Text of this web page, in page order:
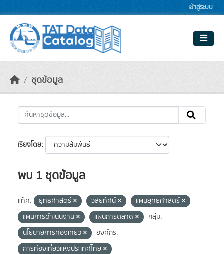
เข้าสู่ระบบ
ชุดข้อมูล
เรียงโดย
พบ 1 ชุดข้อมูล
แท็ค: ยุทธศาสตร์ วิสัยทัศน์
แผนยุทธศาสตร์
แผนการดำเนินงาน
แผนการตลาด
กลุ่ม:
นโยบายการท่องเที่ยว
องค์กร:
การท่องเที่ยวแห่งประเทศไทย